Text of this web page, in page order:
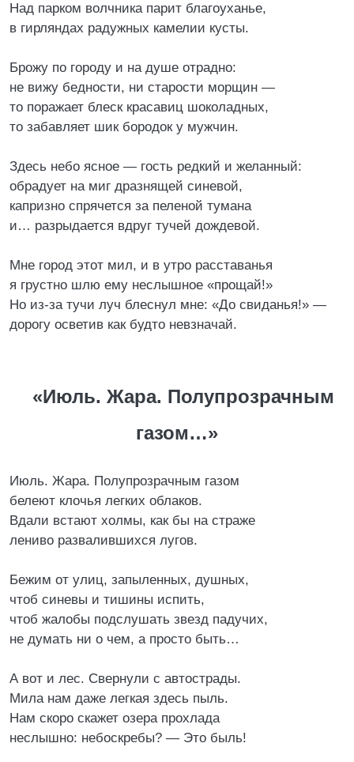
Над парком волчника парит благоуханье,
в гирляндах радужных камелии кусты.
Брожу по городу и на душе отрадно:
не вижу бедности, ни старости морщин —
то поражает блеск красавиц шоколадных,
то забавляет шик бородок у мужчин.
Здесь небо ясное — гость редкий и желанный:
обрадует на миг дразнящей синевой,
капризно спрячется за пеленой тумана
и… разрыдается вдруг тучей дождевой.
Мне город этот мил, и в утро расставанья
я грустно шлю ему неслышное «прощай!»
Но из-за тучи луч блеснул мне: «До свиданья!» —
дорогу осветив как будто невзначай.
«Июль. Жара. Полупрозрачным
газом…»
Июль. Жара. Полупрозрачным газом
белеют клочья легких облаков.
Вдали встают холмы, как бы на страже
лениво развалившихся лугов.
Бежим от улиц, запыленных, душных,
чтоб синевы и тишины испить,
чтоб жалобы подслушать звезд падучих,
не думать ни о чем, а просто быть…
А вот и лес. Свернули с автострады.
Мила нам даже легкая здесь пыль.
Нам скоро скажет озера прохлада
неслышно: небоскребы? — Это быль!